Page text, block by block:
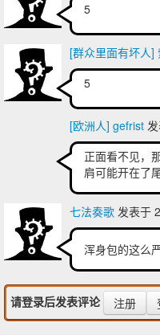
5
[群众里面有坏人]
5
[欧洲人] gefrist
正面看不见，
肩可能开在了
七法奏歌 发表于
浑身包的这么
请登录后发表评论 注册